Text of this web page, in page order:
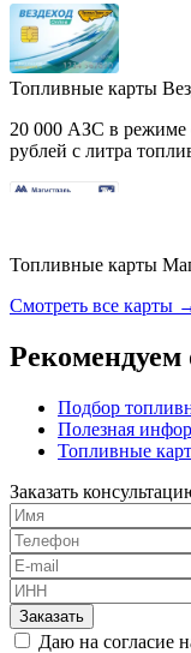
Топливные карты
20 000 АЗС в
рублей с литра
Топливные карты
Смотреть все карты
Рекомендуем
Подбор
Полезная
Топливные
Заказать
Заказать
Даю на согласие